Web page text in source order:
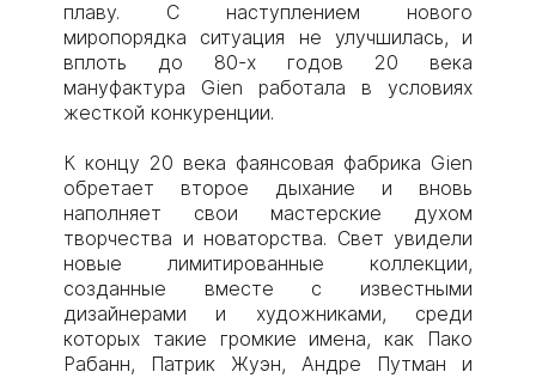
плаву. С наступлением нового
миропорядка ситуация не улучшилась, и
вплоть до 80-х годов 20 века
мануфактура Gien работала в условиях
жесткой конкуренции.
К концу 20 века фаянсовая фабрика Gien
обретает второе дыхание и вновь
наполняет свои мастерские духом
творчества и новаторства. Свет увидели
новые лимитированные коллекции,
созданные вместе с известными
дизайнерами и художниками, среди
которых такие громкие имена, как Пако
Рабанн, Патрик Жуэн, Андре Путман и